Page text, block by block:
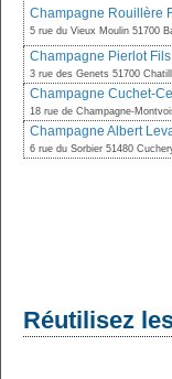
Champagne Rouillère
5 rue du Vieux Moulin 51700
Champagne Pierlot Fils
3 rue des Genets 51700
Champagne Cuchet-
18 rue de Champagne-
Champagne Albert
6 rue du Sorbier 51480
Réutilisez